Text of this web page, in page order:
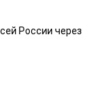
России через